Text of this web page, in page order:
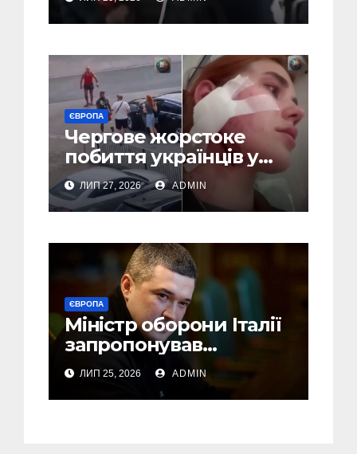
українця – пасажири
викинули їх із поїзда
ЄВРОПА
Чергове жорстоке
побиття українців у
Польші: перші
затримання (Відео,
Фото)
ЛИП 27, 2026 ADMIN
ЄВРОПА
Міністр оборони Італії
запропонував
Федорову стати його
радником
ЛИП 25, 2026 ADMIN